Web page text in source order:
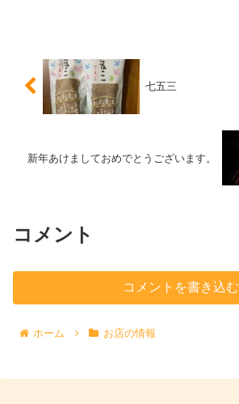
七五三
新年あけましておめでとうございます。
コメント
コメントを書き込む
ホーム お店の情報